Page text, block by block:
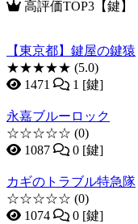
高評価TOP3【鍵】
【東京都】鍵屋の鍵猿
★★★★★ (5.0)
1471
1 [鍵]
永嘉ブルーロック
☆☆☆☆☆ (0)
1087
0 [鍵]
カギのトラブル特急隊
☆☆☆☆☆ (0)
1074
0 [鍵]